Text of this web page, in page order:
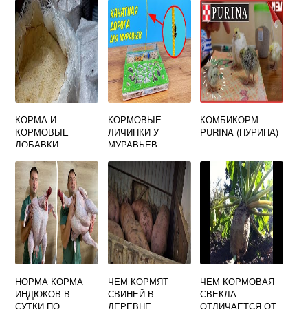
НЕОЧИЩЕННЫМИ
КОРМА И
КОРМОВЫЕ
ДОБАВКИ
КОРМОВЫЕ
ЛИЧИНКИ У
МУРАВЬЕВ
КОМБИКОРМ
PURINA (ПУРИНА)
НОРМА КОРМА
ИНДЮКОВ В
СУТКИ ПО
ЧЕМ КОРМЯТ
СВИНЕЙ В
ДЕРЕВНЕ
ЧЕМ КОРМОВАЯ
СВЕКЛА
ОТЛИЧАЕТСЯ ОТ